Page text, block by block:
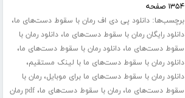
۱۳۵۴ صفحه
برچسب‌ها:دانلود پی دی اف رمان با سقوط دست‌های ما،
دانلود رایگان رمان با سقوط دست‌های ما،دانلود رمان با
سقوط دست‌های ما،دانلود رمان با سقوط دست‌های ما،
دانلود رمان با سقوط دست‌های ما با لینک مستقیم،
دانلود رمان با سقوط دست‌های ما برای موبایل،رمان با
سقوط دست‌های ما،رمان با سقوط دست‌های ما،
pdf رمان